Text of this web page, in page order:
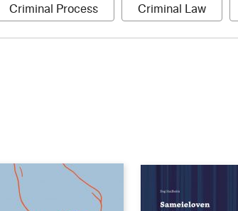
Criminal Process
item
Criminal Law
item